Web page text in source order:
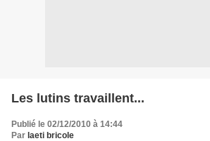
Les lutins travaillent...
Publié le 02/12/2010 à 14:44
Par laeti bricole